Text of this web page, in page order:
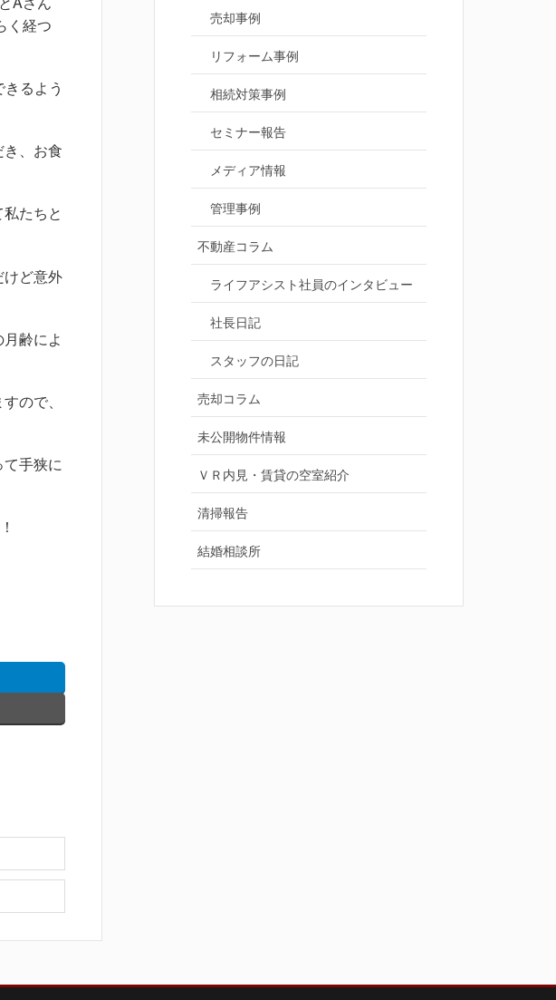
く経つ
るよう
、お食
たちと
ど意外
齢によ
ので、
手狭に
売却事例
リフォーム事例
相続対策事例
セミナー報告
メディア情報
管理事例
不動産コラム
ライフアシスト社員のインタビュー
社長日記
スタッフの日記
売却コラム
未公開物件情報
ＶＲ内見・賃貸の空室紹介
清掃報告
結婚相談所